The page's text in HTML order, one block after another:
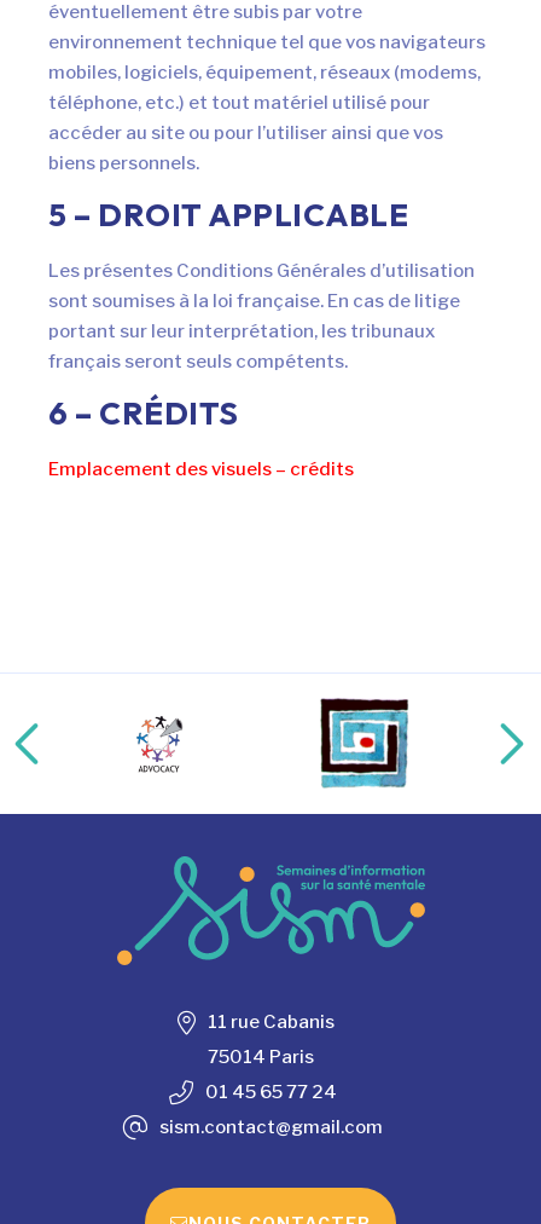
éventuellement être subis par votre
environnement technique tel que vos navigateurs
mobiles, logiciels, équipement, réseaux (modems,
téléphone, etc.) et tout matériel utilisé pour
accéder au site ou pour l’utiliser ainsi que vos
biens personnels.
5 – DROIT APPLICABLE
Les présentes Conditions Générales d’utilisation
sont soumises à la loi française. En cas de litige
portant sur leur interprétation, les tribunaux
français seront seuls compétents.
6 – CRÉDITS
Emplacement des visuels – crédits
11 rue Cabanis
75014 Paris
01 45 65 77 24
sism.contact@gmail.com